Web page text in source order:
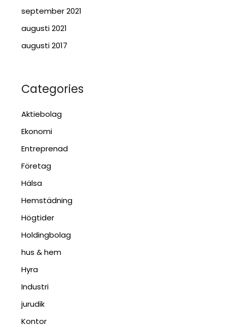
september 2021
augusti 2021
augusti 2017
Categories
Aktiebolag
Ekonomi
Entreprenad
Företag
Hälsa
Hemstädning
Högtider
Holdingbolag
hus & hem
Hyra
Industri
jurudik
Kontor